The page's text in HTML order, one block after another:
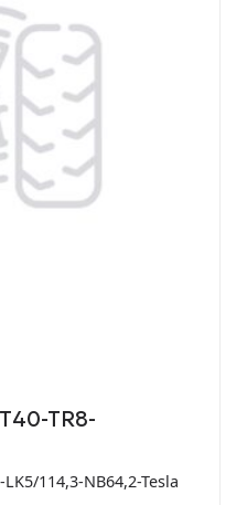
TR8-
LK5/114,3-NB64,2-Tesla